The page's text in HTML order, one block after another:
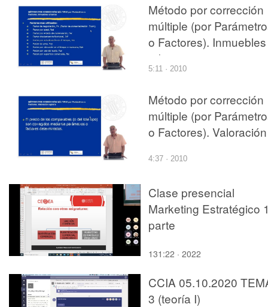
Método por corrección
múltiple (por
o Factores). Inmuebles
urbanos
5:11 · 2010
Método por corrección
múltiple (por
o Factores). Valoración
4:37 · 2010
Clase presencial
Marketing Estratégico
parte
131:22 · 2022
CCIA 05.10.2020
3 (teoría I)